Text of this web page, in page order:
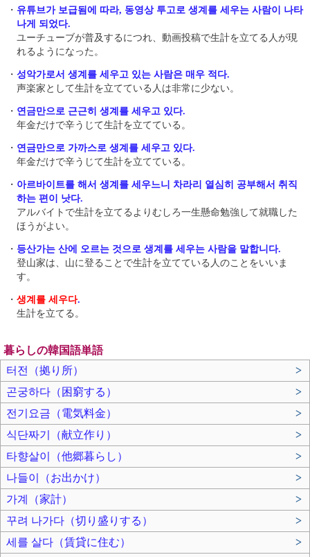
・ 유튜브가 보급됨에 따라, 동영상 투고로 생계를 세우는 사람이 나타
나게 되었다.
ユーチューブが普及するにつれ、動画投稿で生計を立てる人が現
れるようになった。
・ 성악가로서 생계를 세우고 있는 사람은 매우 적다.
声楽家として生計を立てている人は非常に少ない。
・ 연금만으로 근근히 생계를 세우고 있다.
年金だけで辛うじて生計を立てている。
・ 연금만으로 가까스로 생계를 세우고 있다.
年金だけで辛うじて生計を立てている。
・ 아르바이트를 해서 생계를 세우느니 차라리 열심히 공부해서 취직
하는 편이 낫다.
アルバイトで生計を立てるよりむしろ一生懸命勉強して就職した
ほうがよい。
・ 등산가는 산에 오르는 것으로 생계를 세우는 사람을 말합니다.
登山家は、山に登ることで生計を立てている人のことをいいま
す。
・ 생계를 세우다.
生計を立てる。
暮らしの韓国語単語
터전（拠り所）
>
곤궁하다（困窮する）
>
전기요금（電気料金）
>
식단짜기（献立作り）
>
타향살이（他郷暮らし）
>
나들이（お出かけ）
>
가계（家計）
>
꾸려 나가다（切り盛りする）
>
세를 살다（賃貸に住む）
>